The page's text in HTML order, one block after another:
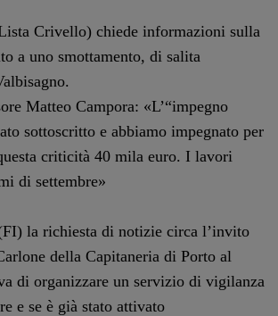
Crivello) chiede informazioni sulla
a uno smottamento, di salita
Matteo Campora: «L’“impegno
sottoscritto e abbiamo impegnato per
criticità 40 mila euro. I lavori
di settembre»
la richiesta di notizie circa l’invito
della Capitaneria di Porto al
di organizzare un servizio di vigilanza
e se è già stato attivato